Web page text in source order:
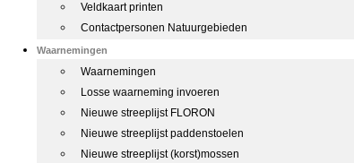
Veldkaart printen
Contactpersonen Natuurgebieden
Waarnemingen
Waarnemingen
Losse waarneming invoeren
Nieuwe streeplijst FLORON
Nieuwe streeplijst paddenstoelen
Nieuwe streeplijst (korst)mossen